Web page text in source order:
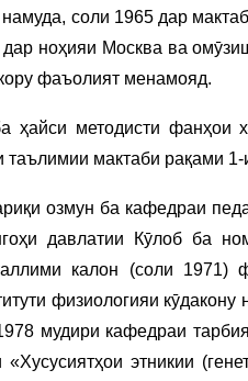
соли 1965 дар
ноҳияи Москва ва
фаъолият менамояд.
ҳайси методисти фанҳои
таълимии мактаби рақами
озмун ба кафедраи
давлатии Кӯлоб ба
калон (соли 1971)
физиологияи
мудири кафедраи
«Хусусиятҳои этникии